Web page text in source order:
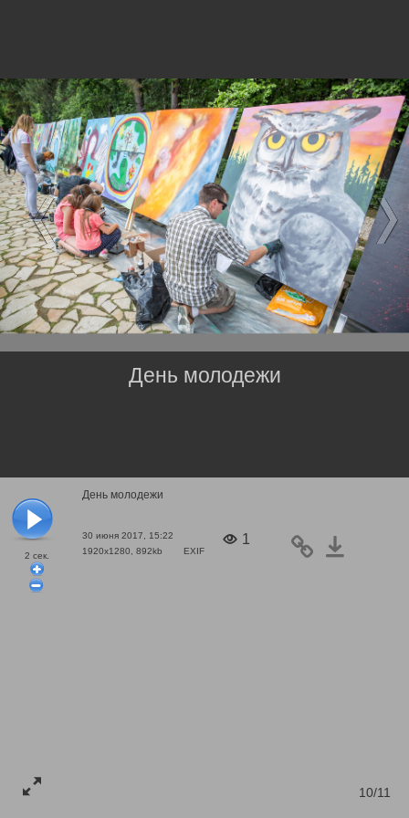
2 сек.
День молодежи
30 июня 2017, 15:22
1920x1280, 892kb
EXIF
1
10/11
День молодежи